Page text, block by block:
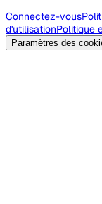
Connectez-vous
d'utilisationPolitique
Paramètres des